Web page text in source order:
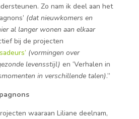
Zo nam ik deel aan het
(dat nieuwkomers en
al langer wonen aan elkaar
bij de projecten
(vormingen over
levensstijl) en ‘Verhalen in
in verschillende talen).”
waaraan Liliane deelnam,